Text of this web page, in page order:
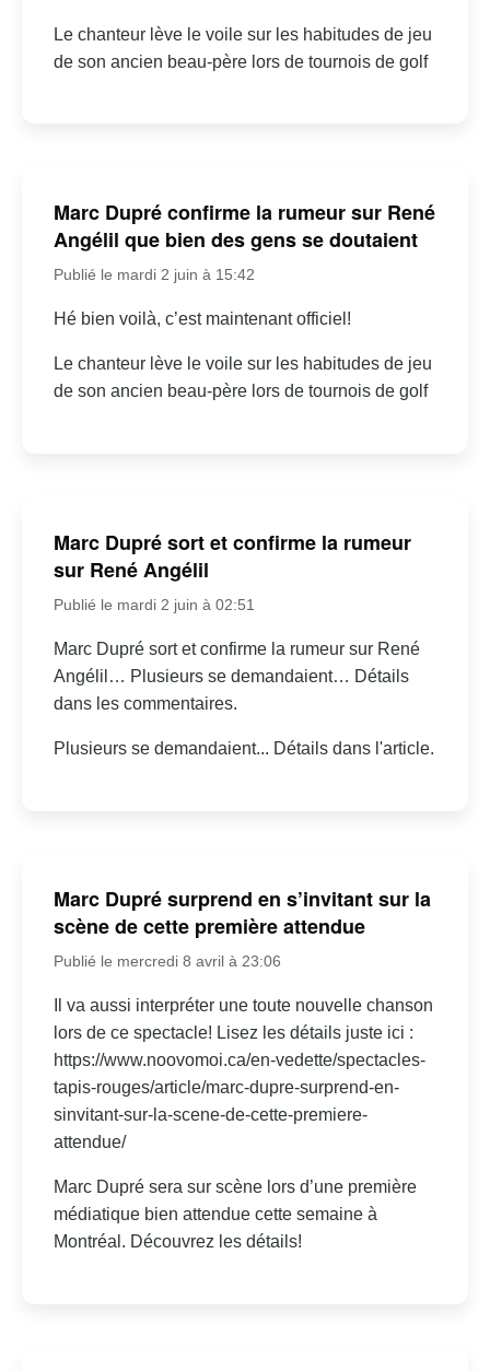
Le chanteur lève le voile sur les habitudes de jeu
de son ancien beau-père lors de tournois de golf
Marc Dupré confirme la rumeur sur René
Angélil que bien des gens se doutaient
Publié le mardi 2 juin à 15:42
Hé bien voilà, c’est maintenant officiel!
Le chanteur lève le voile sur les habitudes de jeu
de son ancien beau-père lors de tournois de golf
Marc Dupré sort et confirme la rumeur
sur René Angélil
Publié le mardi 2 juin à 02:51
Marc Dupré sort et confirme la rumeur sur René
Angélil… Plusieurs se demandaient… Détails
dans les commentaires.
Plusieurs se demandaient... Détails dans l'article.
Marc Dupré surprend en s’invitant sur la
scène de cette première attendue
Publié le mercredi 8 avril à 23:06
Il va aussi interpréter une toute nouvelle chanson
lors de ce spectacle! Lisez les détails juste ici :
https://www.noovomoi.ca/en-vedette/spectacles-
tapis-rouges/article/marc-dupre-surprend-en-
sinvitant-sur-la-scene-de-cette-premiere-
attendue/
Marc Dupré sera sur scène lors d’une première
médiatique bien attendue cette semaine à
Montréal. Découvrez les détails!